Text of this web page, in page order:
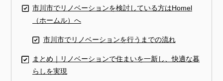
市川市でリノベーションを検討している方はHomel
（ホームル）へ
市川市でリノベーションを行うまでの流れ
まとめ｜リノベーションで住まいを一新し、快適な暮
らしを実現